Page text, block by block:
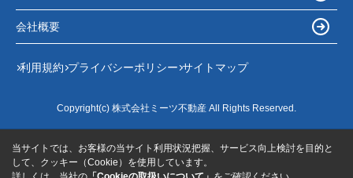
会社概要
利用規約 プライバシーポリシー サイトマップ
Copyright(c) 株式会社ミーツ不動産 All Rights Reserved.
当サイトでは、お客様の当サイト利用状況把握、サービス向上検討を目的と
して、クッキー（Cookie）を使用しています。